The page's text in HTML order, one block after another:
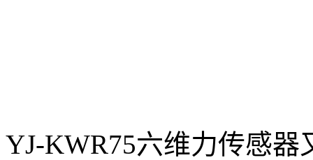
YJ-KWR75六维力传感